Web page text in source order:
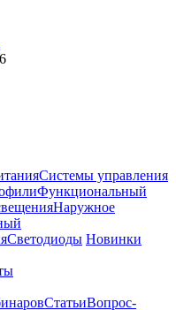
Системы управления
Функциональный
Наружное
Светодиоды Новинки
СтатьиВопрос-